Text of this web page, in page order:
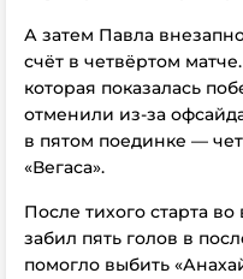
А затем Павла
счёт в четвёртом
которая показалась
отменили из-за
в пятом поединке —
«Вегаса».
После тихого старта
забил пять голов в
помогло выбить